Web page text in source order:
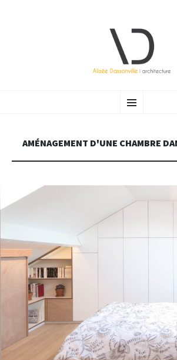
ALIZÉE
durable.
AMÉNAGEMENT D'UNE CHAMBRE